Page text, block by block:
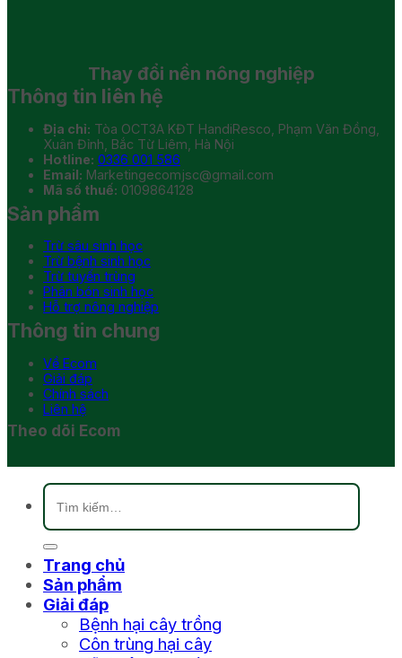
Thay đổi nền nông nghiệp
Thông tin liên hệ
Địa chỉ: Tòa OCT3A KĐT HandiResco, Phạm Văn Đồng,
Xuân Đỉnh, Bắc Từ Liêm, Hà Nội
Hotline: 0336 001 586
Email: Marketingecomjsc@gmail.com
Mã số thuế: 0109864128
Sản phẩm
Trừ sâu sinh học
Trừ bệnh sinh học
Trừ tuyến trùng
Phân bón sinh học
Hỗ trợ nông nghiệp
Thông tin chung
Về Ecom
Giải đáp
Chính sách
Liên hệ
Theo dõi Ecom
Tìm
kiếm:
Trang chủ
Sản phẩm
Giải đáp
Bệnh hại cây trồng
Côn trùng hại cây